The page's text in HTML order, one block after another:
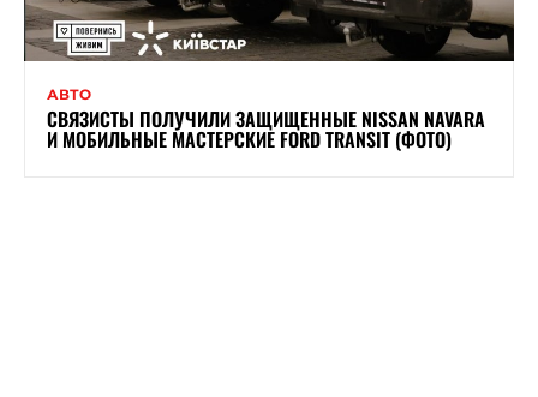
АВТО
СВЯЗИСТЫ ПОЛУЧИЛИ ЗАЩИЩЕННЫЕ NISSAN NAVARA
И МОБИЛЬНЫЕ МАСТЕРСКИЕ FORD TRANSIT (ФОТО)